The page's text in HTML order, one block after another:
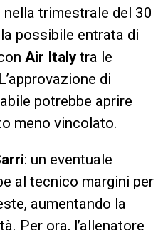
trimestrale del 30
possibile entrata di
Air Italytra le
di
potrebbe aprire
meno vincolato.
: un eventuale
al tecnico margini per
aumentando la
Per ora, l’allenatore